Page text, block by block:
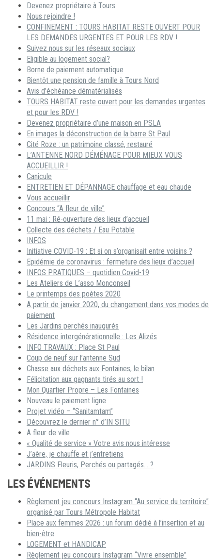
Devenez propriétaire à Tours
Nous rejoindre !
CONFINEMENT : TOURS HABITAT RESTE OUVERT POUR
LES DEMANDES URGENTES ET POUR LES RDV !
Suivez nous sur les réseaux sociaux
Eligible au logement social?
Borne de paiement automatique
Bientôt une pension de famille à Tours Nord
Avis d’échéance dématérialisés
TOURS HABITAT reste ouvert pour les demandes urgentes
et pour les RDV !
Devenez propriétaire d’une maison en PSLA
En images la déconstruction de la barre St Paul
Cité Roze : un patrimoine classé, restauré
L’ANTENNE NORD DÉMÉNAGE POUR MIEUX VOUS
ACCUEILLIR !
Canicule
ENTRETIEN ET DÉPANNAGE chauffage et eau chaude
Vous accueillir
Concours “A fleur de ville”
11 mai : Ré-ouverture des lieux d’accueil
Collecte des déchets / Eau Potable
INFOS
Initiative COVID-19 : Et si on s’organisait entre voisins ?
Epidémie de coronavirus : fermeture des lieux d’accueil
INFOS PRATIQUES – quotidien Covid-19
Les Ateliers de L’asso Monconseil
Le printemps des poètes 2020
A partir de janvier 2020, du changement dans vos modes de
paiement
Les Jardins perchés inaugurés
Résidence intergénérationnelle : Les Alizés
INFO TRAVAUX : Place St Paul
Coup de neuf sur l’antenne Sud
Chasse aux déchets aux Fontaines, le bilan
Félicitation aux gagnants tirés au sort !
Mon Quartier Propre – Les Fontaines
Nouveau le paiement ligne
Projet vidéo – “Sanitamtam”
Découvrez le dernier n° d’IN SITU
A fleur de ville
« Qualité de service » Votre avis nous intéresse
J’aère, je chauffe et j’entretiens
JARDINS Fleuris, Perchés ou partagés… ?
LES ÉVÉNEMENTS
Règlement jeu concours Instagram “Au service du territoire”
organisé par Tours Métropole Habitat
Place aux femmes 2026 : un forum dédié à l’insertion et au
bien-être
LOGEMENT et HANDICAP
Règlement jeu concours Instagram “Vivre ensemble”